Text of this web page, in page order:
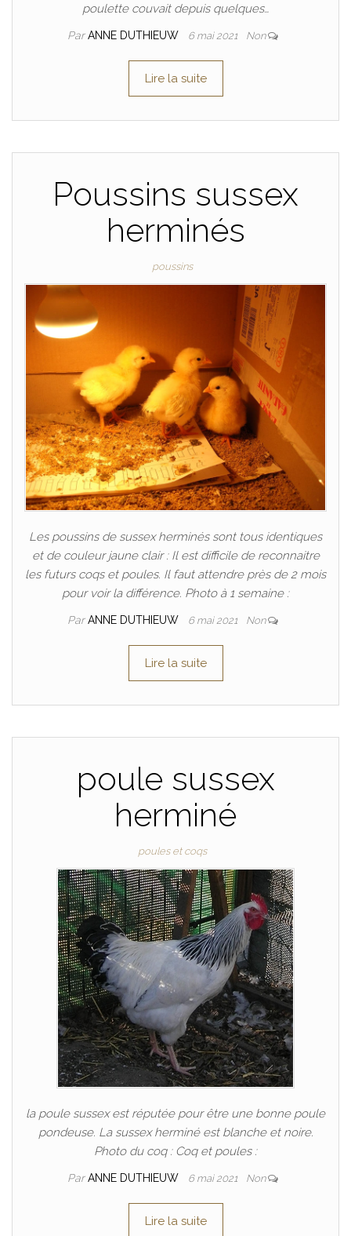
poulette couvait depuis quelques…
ParANNE DUTHIEUW 6 mai 2021 Non
Lire la suite
Poussins sussex
herminés
poussins
Les poussins de sussex herminés sont tous identiques
et de couleur jaune clair : Il est difficile de reconnaitre
les futurs coqs et poules. Il faut attendre près de 2 mois
pour voir la différence. Photo à 1 semaine :
ParANNE DUTHIEUW 6 mai 2021 Non
Lire la suite
poule sussex
herminé
poules et coqs
la poule sussex est réputée pour être une bonne poule
pondeuse. La sussex herminé est blanche et noire.
Photo du coq : Coq et poules :
ParANNE DUTHIEUW 6 mai 2021 Non
Lire la suite